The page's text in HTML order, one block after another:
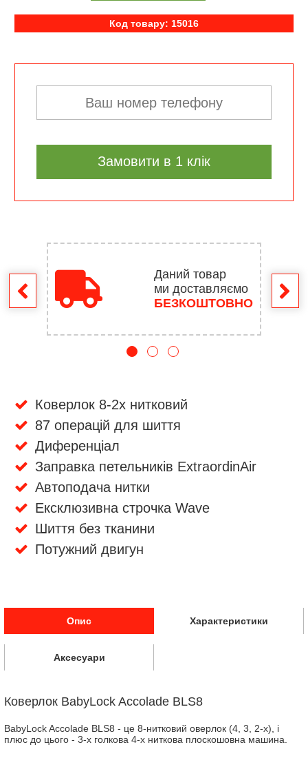
Код товару: 15016
Замовити в 1 клік
Даний товар
ми доставляємо
БЕЗКОШТОВНО
Коверлок 8-2х нитковий
87 операцій для шиття
Диференціал
Заправка петельників ExtraordinAir
Автоподача нитки
Ексклюзивна строчка Wave
Шиття без тканини
Потужний двигун
Опис Характеристики
Аксесуари
Коверлок BabyLock Accolade BLS8
BabyLock Accolade BLS8 - це 8-нитковий оверлок (4, 3, 2-x), і
плюс до цього - 3-х голкова 4-х ниткова плоскошовна машина.